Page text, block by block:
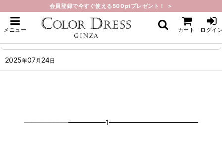
会員登録で今すぐ使える500ptプレゼント！ ＞
メニュー カート ログイ
ホーム > What's New > 人気商品再入荷しました。
人気商品再入荷しました。
2025年07月 24日
———————————1————————————